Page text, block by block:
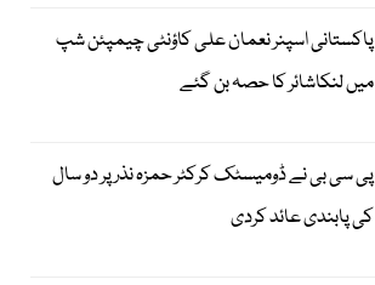
پاکستانی اسپنر نعمان علی کاؤنٹی چیمپئن شپ
میں لنکاشائر کا حصہ بن گئے
پی سی بی نے ڈومیسٹک کرکٹر حمزہ نذر پر دو سال
کی پابندی عائد کردی